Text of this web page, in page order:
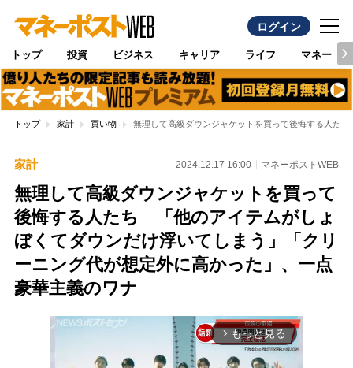
ログイン
トップ 投資 ビジネス キャリア ライフ マネー
トップ 家計 買い物 無理して高級ダウンジャケットを買って後悔する人た
家計 2024.12.17 16:00 マネーポストWEB
無理して高級ダウンジャケットを買って
後悔する人たち 「他のアイテムがしょ
ぼくてダウンだけ浮いてしまう」「クリ
ーニング代が想定外に高かった」、一点
豪華主義のワナ
arrow_forward_ios もっと見る